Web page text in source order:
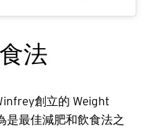
法
創立的 Weight
是最佳減肥和飲食法之